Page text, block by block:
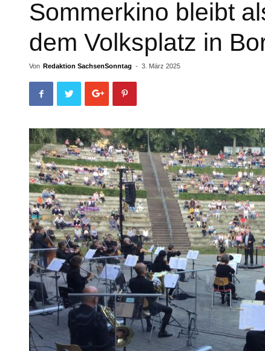
Sommerkino bleibt
dem Volksplatz in
Von Redaktion SachsenSonntag - 3. März 2025